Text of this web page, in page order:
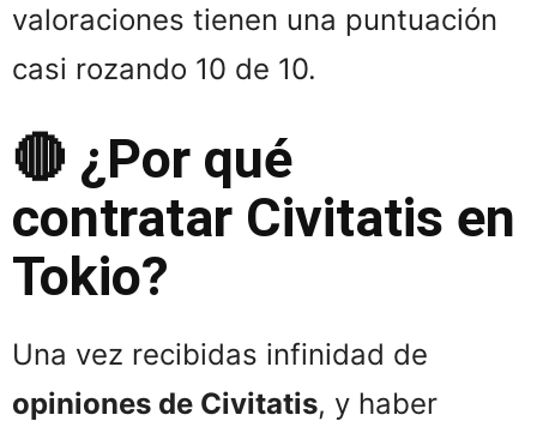
valoraciones tienen una puntuación
casi rozando 10 de 10.
🔴 ¿Por qué
contratar Civitatis en
Tokio?
Una vez recibidas infinidad de
opiniones de Civitatis, y haber